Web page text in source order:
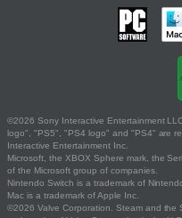
©2026 Sony Interactive Entertainment
logo", "PS5", "PS4 logo" and "PS4" are
Interactive Entertainment Inc.
Microsoft, the XBOX Sphere mark, the
of the Microsoft group of companies.
Nintendo Switch is a trademark of
Mac is a trademark of Apple Inc.
©2026 Valve Corporation. Steam and the